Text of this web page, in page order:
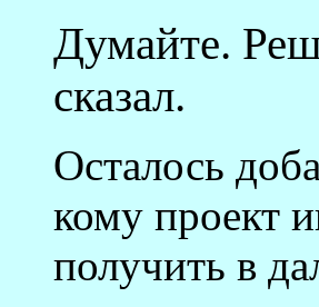
Думайте.
сказал.
Осталось
кому проект
получить в